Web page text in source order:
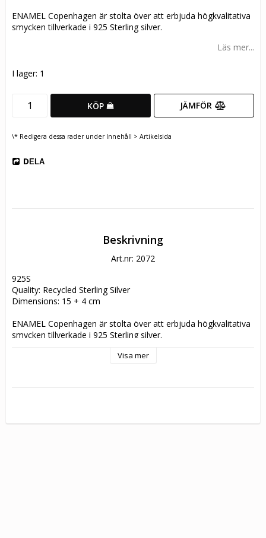
ENAMEL Copenhagen är stolta över att erbjuda högkvalitativa
smycken tillverkade i 925 Sterling silver.
Läs mer...
I lager: 1
KÖP JÄMFÖR
\* Redigera dessa rader under Innehåll > Artikelsida
DELA
Beskrivning
Art.nr: 2072
925S
Quality: Recycled Sterling Silver
Dimensions: 15 + 4 cm
ENAMEL Copenhagen är stolta över att erbjuda högkvalitativa
smycken tillverkade i 925 Sterling silver.
Visa mer